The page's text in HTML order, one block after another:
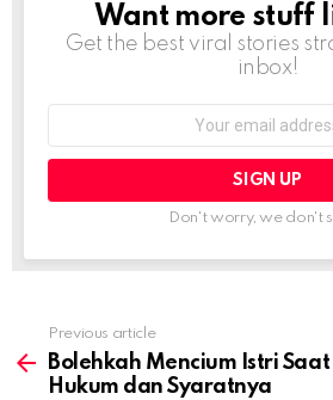
NEWSLETTER
Want more stuff
Get the best viral stories
inbox!
Don't worry, we don't
more
Previous article
Bolehkah Mencium Istri
Hukum dan Syaratnya